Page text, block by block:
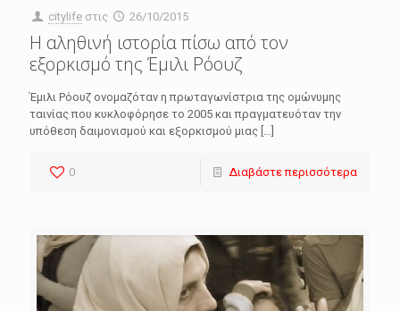
citylife στις 26/10/2015
Η αληθινή ιστορία πίσω από τον
εξορκισμό της Έμιλι Ρόουζ
Έμιλι Ρόουζ ονομαζόταν η πρωταγωνίστρια της ομώνυμης
ταινίας που κυκλοφόρησε το 2005 και πραγματευόταν την
υπόθεση δαιμονισμού και εξορκισμού μιας
0 Διαβάστε περισσότερα